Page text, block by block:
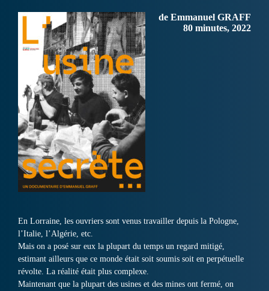
de Emmanuel GRAFF
80 minutes, 2022
En Lorraine, les ouvriers sont venus travailler depuis la Pologne,
l’Italie, l’Algérie, etc.
Mais on a posé sur eux la plupart du temps un regard mitigé,
estimant ailleurs que ce monde était soit soumis soit en perpétuelle
révolte. La réalité était plus complexe.
Maintenant que la plupart des usines et des mines ont fermé, on